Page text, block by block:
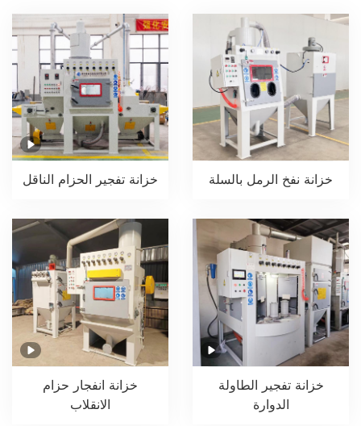
خزانة تفجير الحزام الناقل خزانة نفخ الرمل بالسلة
خزانة انفجار حزام
الانقلاب
خزانة تفجير الطاولة
الدوارة